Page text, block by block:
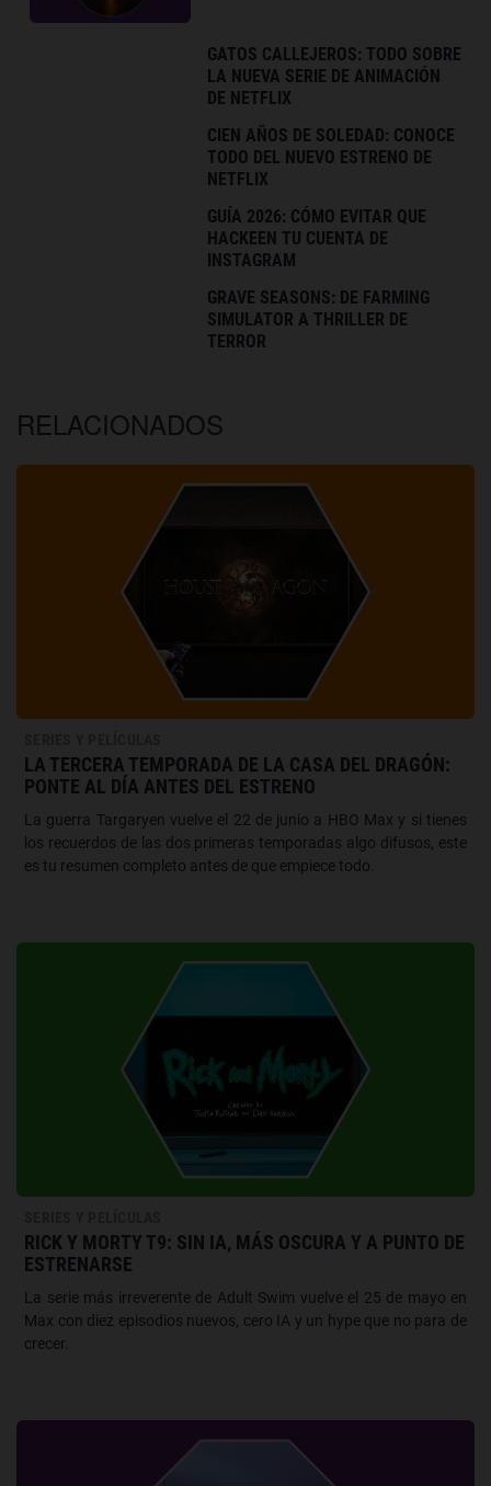
GATOS CALLEJEROS: TODO SOBRE
LA NUEVA SERIE DE ANIMACIÓN
DE NETFLIX
CIEN AÑOS DE SOLEDAD: CONOCE
TODO DEL NUEVO ESTRENO DE
NETFLIX
GUÍA 2026: CÓMO EVITAR QUE
HACKEEN TU CUENTA DE
INSTAGRAM
GRAVE SEASONS: DE FARMING
SIMULATOR A THRILLER DE
TERROR
RELACIONADOS
LA TERCERA TEMPORADA DE LA CASA DEL DRAGÓN:
PONTE AL DÍA ANTES DEL ESTRENO
La guerra Targaryen vuelve el 22 de junio a HBO Max y si tienes
los recuerdos de las dos primeras temporadas algo difusos, este
es tu resumen completo antes de que empiece todo.
RICK Y MORTY T9: SIN IA, MÁS OSCURA Y A PUNTO DE
ESTRENARSE
La serie más irreverente de Adult Swim vuelve el 25 de mayo en
Max con diez episodios nuevos, cero IA y un hype que no para de
crecer.